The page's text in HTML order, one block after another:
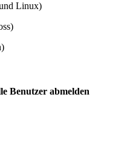
Linux)
Benutzer abmelden